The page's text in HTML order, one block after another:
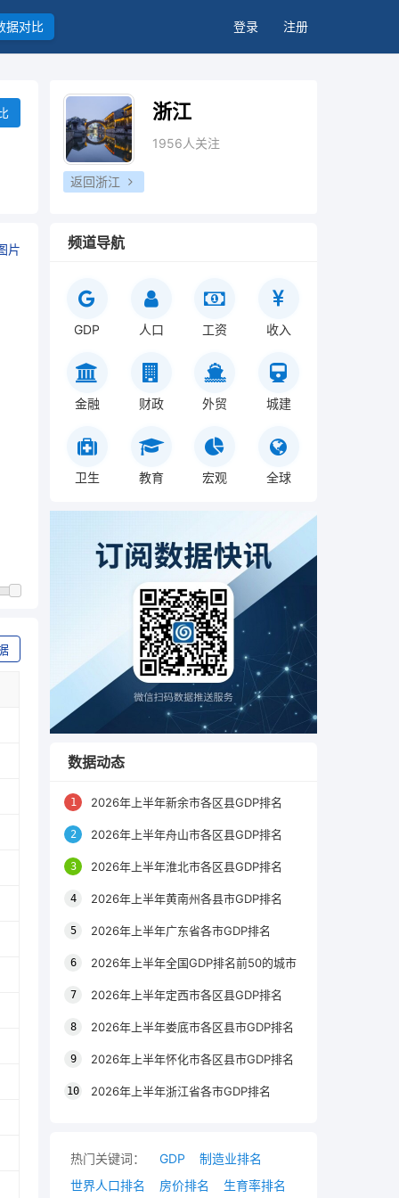
据对比 登录 注册
片
浙江
1956人关注
返回浙江
频道导航
GDP 人口 工资 收入
金融 财政 外贸 城建
卫生 教育 宏观 全球
数据动态
2026年上半年新余市各区县GDP排名
2026年上半年舟山市各区县GDP排名
2026年上半年淮北市各区县GDP排名
2026年上半年黄南州各县市GDP排名
2026年上半年广东省各市GDP排名
2026年上半年全国GDP排名前50的城市
2026年上半年定西市各区县GDP排名
2026年上半年娄底市各区县市GDP排名
2026年上半年怀化市各区县市GDP排名
2026年上半年浙江省各市GDP排名
热门关键词： GDP
制造业排名
世界人口排名
房价排名 生育率排名